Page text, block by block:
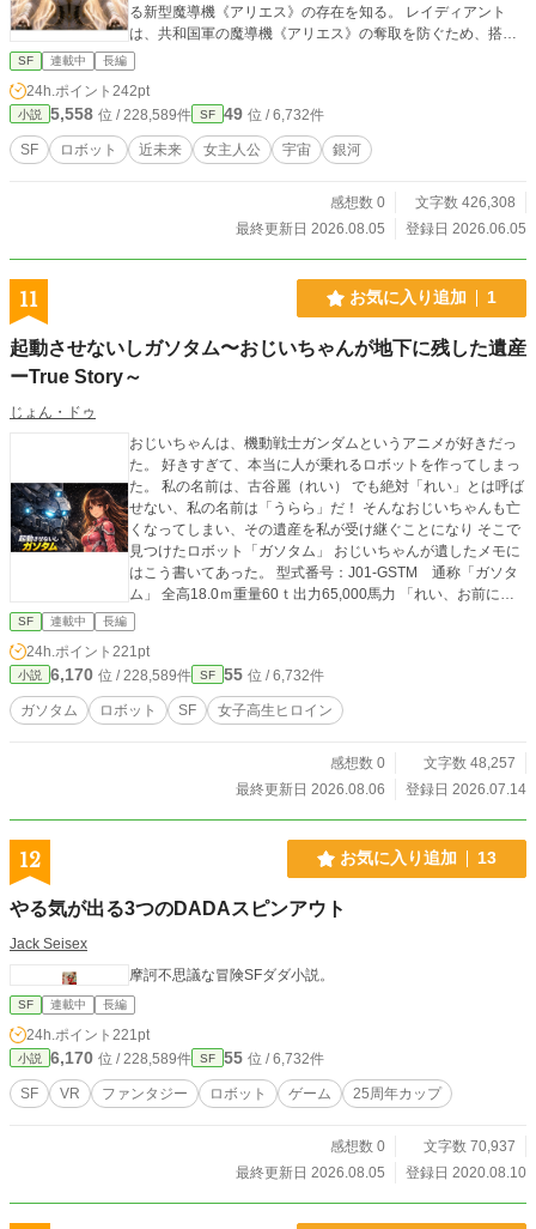
る新型魔導機《アリエス》の存在を知る。 レイディアント
は、共和国軍の魔導機《アリエス》の奪取を防ぐため、搭乗
者となった。レイディアントは、やがて《金狼》と呼ばれ、
数々の戦場を駆け抜け昇進していく。 また、王太子から冤罪
をかけられ、その罰として、男爵に嫁ぐためにレイディアン
トの元へやってきた公爵令嬢セレスティア。 セレスティア
は、ある事件をきっかけに、準男爵となり、本人の希望しな
いまま、昇爵し続けていく。 軍事的地位と貴族的地位の二人
銀河を統一するまでの物語である。
SF 連載中 長編
24h.ポイント 242pt
小説 5,558 位 / 228,589件 SF 49 位 / 6,732件
SF ロボット 近未来 女主人公 宇宙 銀河
感想数 0
文字数 426,308
最終更新日 2026.08.05
登録日 2026.06.05
11 お気に入り追加 1
起動させないしガソタム〜おじいちゃんが地下に残した遺産
ーTrue Story～
じょん・ドゥ
おじいちゃんは、機動戦士ガンダムというアニメが好きだっ
た。 好きすぎて、本当に人が乗れるロボットを作ってしまっ
た。 私の名前は、古谷麗（れい） でも絶対「れい」とは呼ば
せない、私の名前は「うらら」だ！ そんなおじいちゃんも亡
くなってしまい、その遺産を私が受け継ぐことになり そこで
見つけたロボット「ガソタム」 おじいちゃんが遺したメモに
はこう書いてあった。 型式番号：J01-GSTM 通称「ガソタ
ム」 全高18.0ｍ重量60ｔ出力65,000馬力 「れい、お前にこ
れを託す」 「こんなものを託されても困るよ、おじいちゃ
ん・・・」 こんな巨大ロボット、 動かしたらすぐ警察が飛ん
でくる・・・ 廃棄しようにもどれだけお金がかかるか・・・
「よし、・・・絶対に隠し通そう」 この物語は、ガンダムを
全く知らない女子高生が おじいちゃんが遺した迷惑な遺産を
隠しながら 平穏な日常を守ろうとする現代ファンタジーコメ
SF 連載中 長編
24h.ポイント 221pt
小説 6,170 位 / 228,589件 SF 55 位 / 6,732件
ガソタム ロボット SF 女子高生ヒロイン
感想数 0
文字数 48,257
最終更新日 2026.08.06
登録日 2026.07.14
12 お気に入り追加 13
やる気が出る3つのDADAスピンアウト
Jack Seisex
摩訶不思議な冒険SFダダ小説。
SF 連載中 長編
24h.ポイント 221pt
小説 6,170 位 / 228,589件 SF 55 位 / 6,732件
SF VR ファンタジー ロボット ゲーム 25周年カップ
感想数 0
文字数 70,937
最終更新日 2026.08.05
登録日 2020.08.10